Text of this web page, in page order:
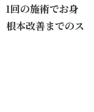
1回の施術でお身
根本改善までのス